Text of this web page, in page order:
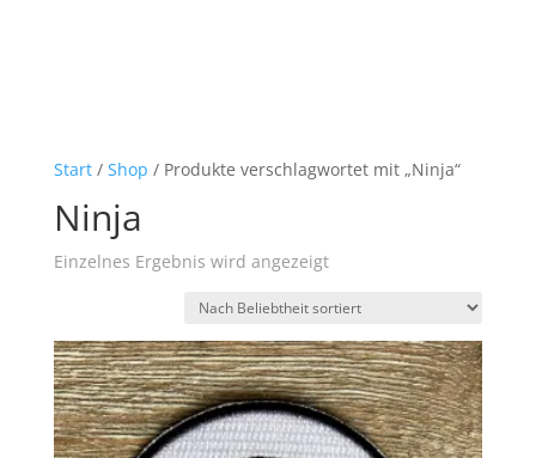
Start/ Shop / Produkte verschlagwortet mit „Ninja“
Ninja
Einzelnes Ergebnis wird angezeigt